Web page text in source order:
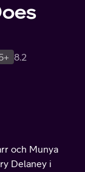
8.2
och Munya
Delaney i